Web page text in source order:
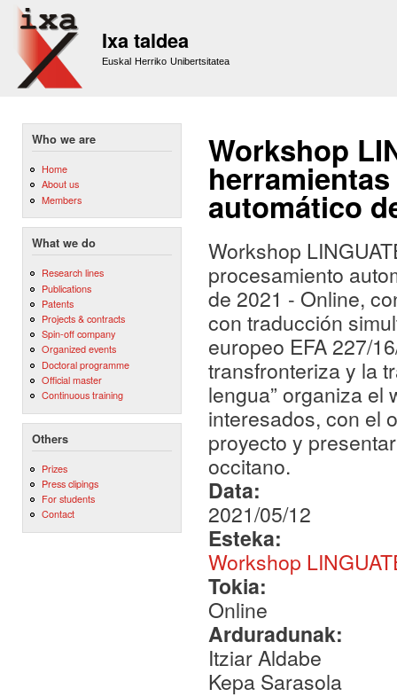
Ixa taldea
Euskal Herriko Unibertsitatea
Who we are
Home
About us
Members
What we do
Research lines
Publications
Patents
Projects & contracts
Spin-off company
Organized events
Doctoral programme
Official master
Continuous training
Others
Prizes
Press clipings
For students
Contact
Workshop
automático
Workshop
procesamiento
de 2021 - Online,
con traducción
europeo EFA 227/
transfronteriza y la
lengua” organiza
interesados, con el
proyecto y
occitano.
Data:
2021/05/12
Esteka:
Workshop
Tokia:
Online
Arduradunak:
Itziar Aldabe
Kepa Sarasola